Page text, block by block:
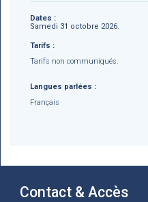
Dates :
Samedi 31 octobre 2026.
Tarifs :
Tarifs non communiqués.
Langues parlées :
Français
Contact & Accès